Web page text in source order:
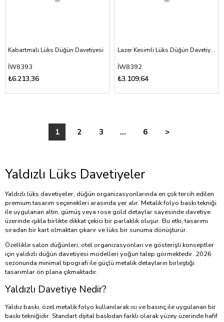
Kabartmalı Lüks Düğün Davetiyesi
İW8393
₺6.213,36
Lazer Kesimli Lüks Düğün Davetiyesi
İW8392
₺3.109,64
1 2 3 ... 6 >
Yaldızlı Lüks Davetiyeler
Yaldızlı lüks davetiyeler, düğün organizasyonlarında en çok tercih edilen
premium tasarım seçenekleri arasında yer alır. Metalik folyo baskı tekniği
ile uygulanan altın, gümüş veya rose gold detaylar sayesinde davetiye
üzerinde ışıkla birlikte dikkat çekici bir parlaklık oluşur. Bu etki, tasarımı
sıradan bir kart olmaktan çıkarır ve lüks bir sunuma dönüştürür.
Özellikle salon düğünleri, otel organizasyonları ve gösterişli konseptler
için yaldızlı düğün davetiyesi modelleri yoğun talep görmektedir. 2026
sezonunda minimal tipografi ile güçlü metalik detayların birleştiği
tasarımlar ön plana çıkmaktadır.
Yaldızlı Davetiye Nedir?
Yaldız baskı, özel metalik folyo kullanılarak ısı ve basınç ile uygulanan bir
baskı tekniğidir. Standart dijital baskıdan farklı olarak yüzey üzerinde hafif